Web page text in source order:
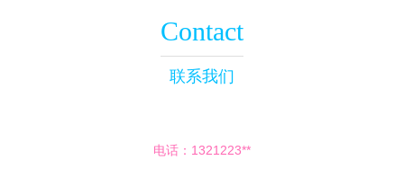
Contact
联系我们
电话：1321223**